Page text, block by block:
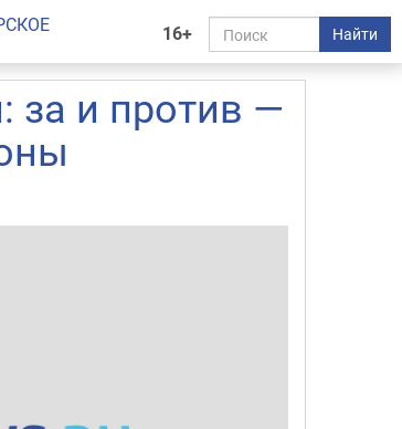
16+ Найти
за и против —